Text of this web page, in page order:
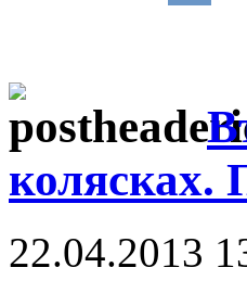
колясках.
22.04.2013